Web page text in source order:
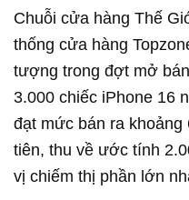
Chuỗi cửa hàng Thế
thống cửa hàng
tượng trong đợt mở
3.000 chiếc iPhone 16
đạt mức bán ra khoảng
tiên, thu về ước tính
vị chiếm thị phần lớn